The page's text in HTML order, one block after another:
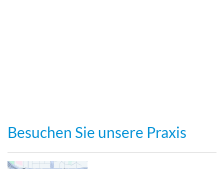
Besuchen Sie unsere Praxis